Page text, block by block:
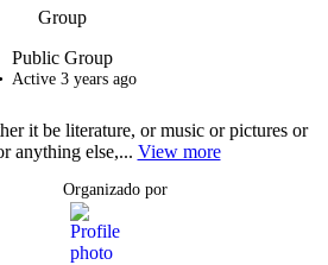
Group
Public Group
Active 3 years ago
it be literature, or music or pictures or
anything else,... View more
Organizado por